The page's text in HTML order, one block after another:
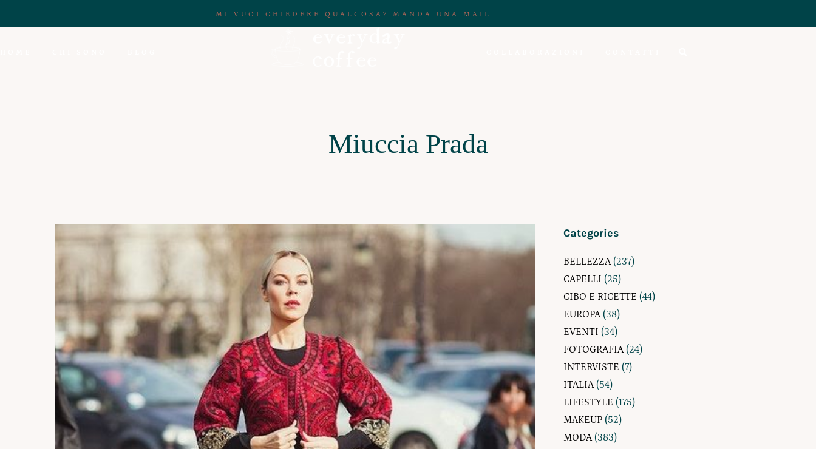
MI VUOI CHIEDERE QUALCOSA? MANDA UNA MAIL
Miuccia Prada
Categories
BELLEZZA(237)
CAPELLI (25)
CIBO E RICETTE (44)
EUROPA(38)
EVENTI (34)
FOTOGRAFIA(24)
INTERVISTE (7)
ITALIA(54)
LIFESTYLE (175)
MAKEUP (52)
MODA(383)